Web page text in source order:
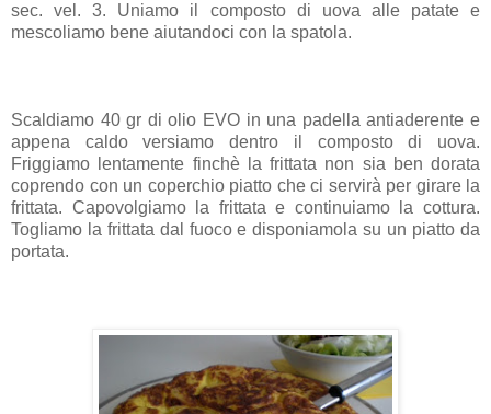
sec. vel. 3. Uniamo il composto di uova alle patate e
mescoliamo bene aiutandoci con la spatola.
Scaldiamo 40 gr di olio EVO in una padella antiaderente e
appena caldo versiamo dentro il composto di uova.
Friggiamo lentamente finchè la frittata non sia ben dorata
coprendo con un coperchio piatto che ci servirà per girare la
frittata. Capovolgiamo la frittata e continuiamo la cottura.
Togliamo la frittata dal fuoco e disponiamola su un piatto da
portata.